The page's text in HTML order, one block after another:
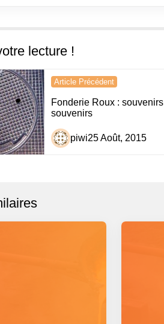
lecture !
Article Précédent
Fonderie Roux : souvenirs
souvenirs
piwi25 Août, 2015